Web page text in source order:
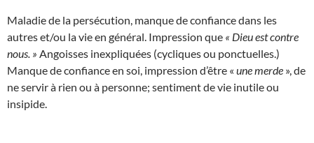
Maladie de la persécution, manque de confiance dans les
autres et/ou la vie en général. Impression que « Dieu est contre
nous. » Angoisses inexpliquées (cycliques ou ponctuelles.)
Manque de confiance en soi, impression d’être « une merde », de
ne servir à rien ou à personne; sentiment de vie inutile ou
insipide.